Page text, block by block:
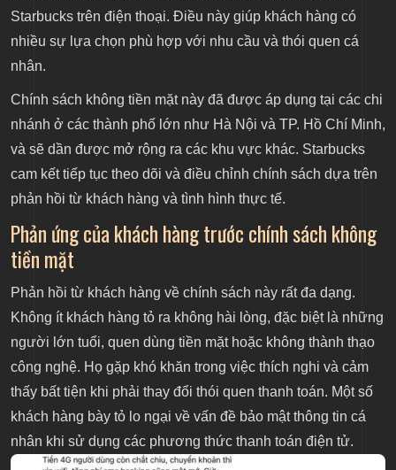
Starbucks trên điện thoại. Điều này giúp khách hàng có
nhiều sự lựa chọn phù hợp với nhu cầu và thói quen cá
nhân.
Chính sách không tiền mặt này đã được áp dụng tại các chi
nhánh ở các thành phố lớn như Hà Nội và TP. Hồ Chí Minh,
và sẽ dần được mở rộng ra các khu vực khác. Starbucks
cam kết tiếp tục theo dõi và điều chỉnh chính sách dựa trên
phản hồi từ khách hàng và tình hình thực tế.
Phản ứng của khách hàng trước chính sách không
tiền mặt
Phản hồi từ khách hàng về chính sách này rất đa dạng.
Không ít khách hàng tỏ ra không hài lòng, đặc biệt là những
người lớn tuổi, quen dùng tiền mặt hoặc không thành thạo
công nghệ. Họ gặp khó khăn trong việc thích nghi và cảm
thấy bất tiện khi phải thay đổi thói quen thanh toán. Một số
khách hàng bày tỏ lo ngại về vấn đề bảo mật thông tin cá
nhân khi sử dụng các phương thức thanh toán điện tử.